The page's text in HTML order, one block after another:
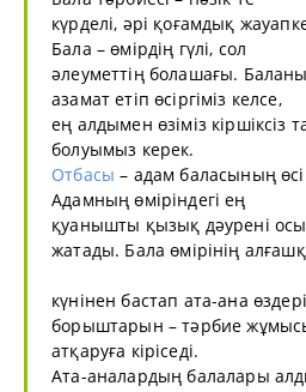
күрделі, әрі қоғамдық
Бала – өмірдің гүлі, сол
әлеуметтің болашағы.
азамат етіп өсіргіміз келсе,
ең алдымен өзіміз кіршіксіз
болуымыз керек.
Отбасы – адам баласының
Адамның өміріндегі ең
қуанышты қызық дәурені осы
жатады. Бала өмірінің
күнінен бастап ата-ана
борыштарын – тәрбие
атқаруға кіріседі.
Ата-аналардың балалары